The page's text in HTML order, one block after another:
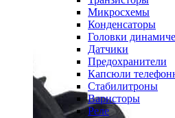
Микросхемы
Конденсаторы
Головки
Датчики
Предохранители
Капсюли
Стабилитроны
Варисторы
Реле